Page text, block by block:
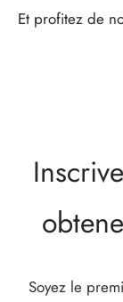
Et profitez de
Soyez le